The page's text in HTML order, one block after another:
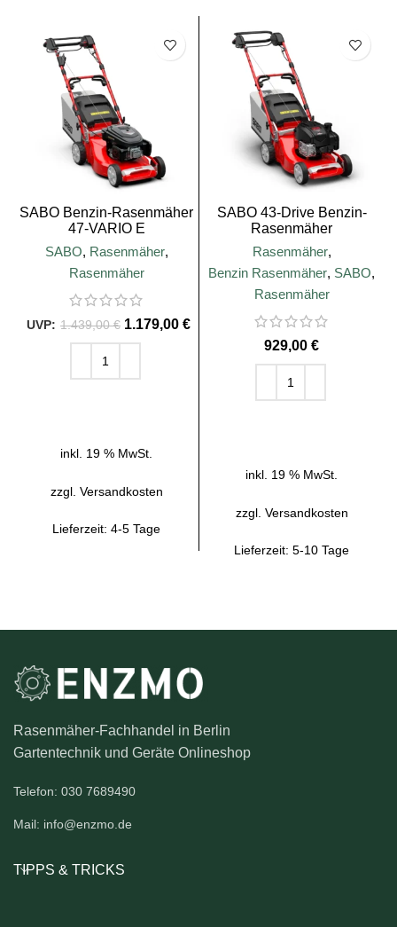
SABO Benzin-Rasenmäher
47-VARIO E
SABO, Rasenmäher,
Rasenmäher
1.439,00€ 1.179,00 €
inkl. 19 % MwSt.
zzgl. Versandkosten
Lieferzeit: 4-5 Tage
SABO 43-Drive Benzin-
Rasenmäher
Rasenmäher,
Benzin Rasenmäher, SABO,
Rasenmäher
€
inkl. 19 % MwSt.
zzgl. Versandkosten
Lieferzeit: 5-10 Tage
Rasenmäher-Fachhandel in Berlin
Gartentechnik und Geräte Onlineshop
Telefon: 030 7689490
Mail: info@enzmo.de
TIPPS & TRICKS